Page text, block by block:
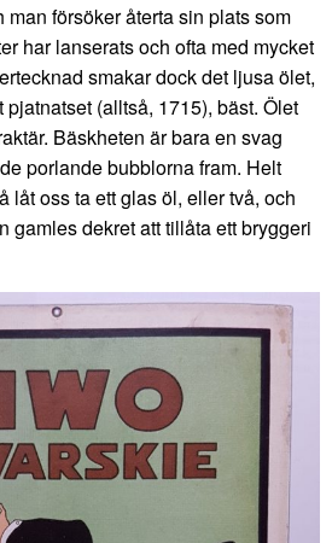
man försöker återta sin plats som
har lanserats och ofta med mycket
smakar dock det ljusa ölet,
(alltså, 1715), bäst. Ölet
Bäskheten är bara en svag
porlande bubblorna fram. Helt
låt oss ta ett glas öl, eller två, och
gamles dekret att tillåta ett bryggeri